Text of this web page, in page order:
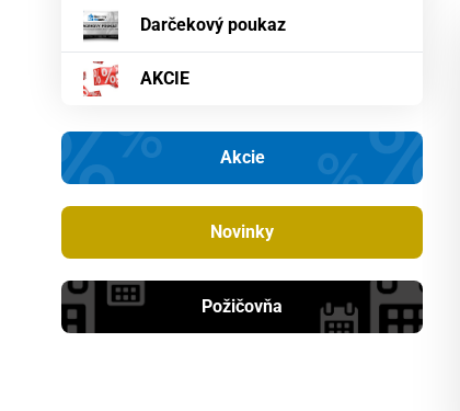
Darčekový poukaz
AKCIE
Akcie
Novinky
Požičovňa